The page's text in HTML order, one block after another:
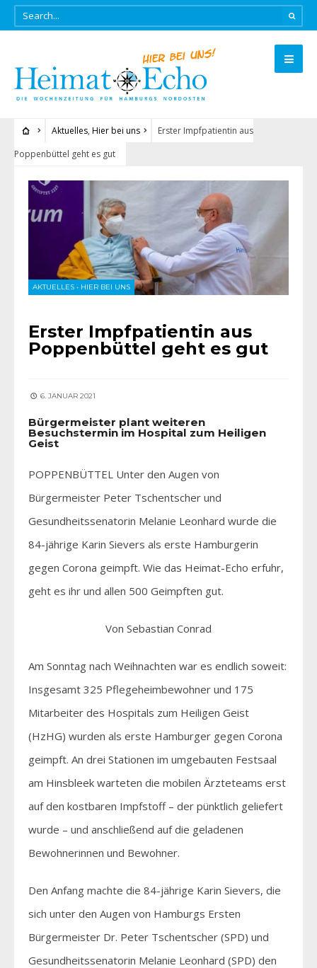
Aktuelles, Hier bei uns
Erster Impfpatientin aus
Poppenbüttel geht es gut
AKTUELLES • HIER BEI UNS
Erster Impfpatientin aus
Poppenbüttel geht es gut
6. JANUAR 2021
Bürgermeister plant weiteren
Besuchstermin im Hospital zum Heiligen
Geist
POPPENBÜTTEL Unter den Augen von
Bürgermeister Peter Tschentscher und
Gesundheitssenatorin Melanie Leonhard wurde die
84-jährige Karin Sievers als erste Hamburgerin
gegen Corona geimpft. Wie das Heimat-Echo erfuhr,
geht es ihr und allen 500 Geimpften gut.
Von Sebastian Conrad
Am Sonntag nach Weihnachten war es endlich soweit:
Insgesamt 325 Pflegeheimbewohner und 175
Mitarbeiter des Hospitals zum Heiligen Geist
(HzHG) wurden als erste Hamburger gegen Corona
geimpft. An drei Stationen im umgebauten Festsaal
am Hinsbleek warteten die mobilen Ärzteteams erst
auf den kostbaren Impfstoff – der pünktlich geliefert
wurde – und anschließend auf die geladenen
Bewohnerinnen und Bewohner.
Den Anfang machte die 84-jährige Karin Sievers, die
sich unter den Augen von Hamburgs Ersten
Bürgermeister Dr. Peter Tschentscher (SPD) und
Gesundheitssenatorin Melanie Leonhard (SPD) den